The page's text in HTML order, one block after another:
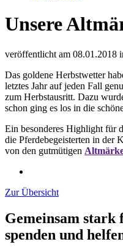
Unsere
veröffentlicht am 08.01.2018
Das goldene Herbstwetter
letztes Jahr auf jeden Fall
zum Herbstausritt. Dazu
schon ging es los in die
Ein besonderes Highlight für
die Pferdebegeisterten in der
von den gutmütigen
Zur Übersicht
Gemeinsam
spenden und